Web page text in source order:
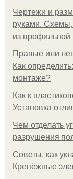
Чертежи и
руками.
из профильной
Правые или
Как
монтаже?
Как к
Установка
Чем отделать
разрушения
Советы, как
Крепёжные